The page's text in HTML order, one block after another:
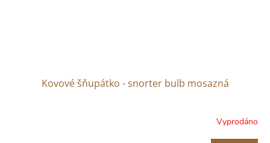
Kovové šňupátko - snorter bulb mosazná
Vyprodáno